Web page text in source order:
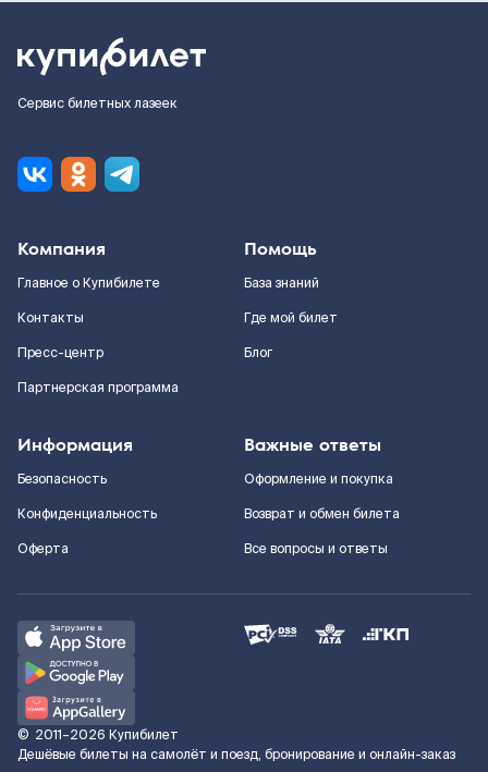
Сервис билетных лазеек
Компания
Главное о Купибилете
Контакты
Пресс-центр
Партнерская программа
Помощь
База знаний
Где мой билет
Блог
Информация
Безопасность
Конфиденциальность
Оферта
Важные ответы
Оформление и покупка
Возврат и обмен билета
Все вопросы и ответы
© 2011–2026 Купибилет
Дешёвые билеты на самолёт и поезд, бронирование и онлайн-заказ